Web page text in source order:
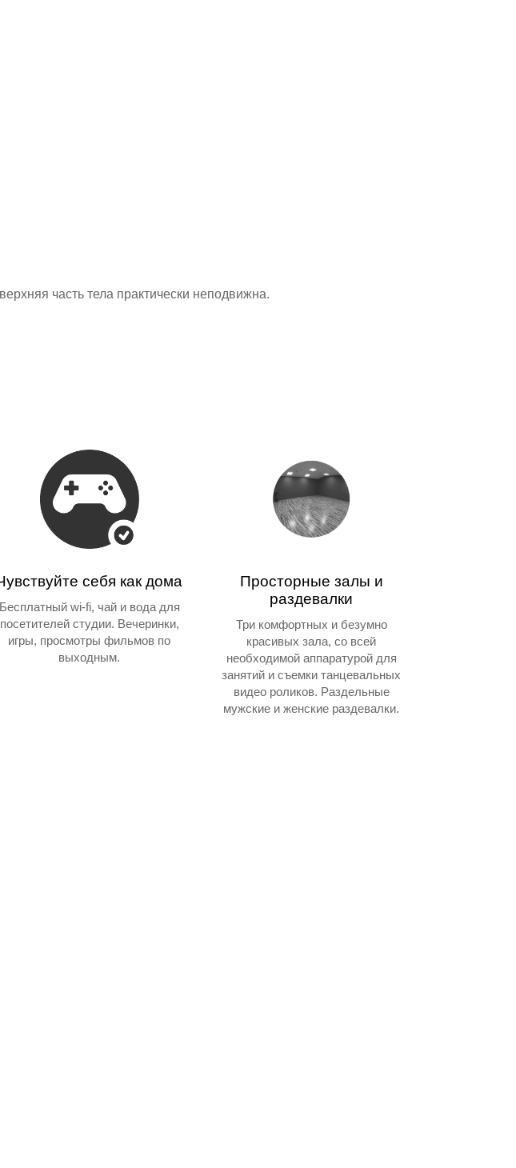
часть тела практически неподвижна.
себя как дома
Бесплатный wi-fi, чай и вода для
посетителей студии. Вечеринки,
игры, просмотры фильмов по
выходным.
Просторные залы и
раздевалки
Три комфортных и безумно
красивых зала, со всей
необходимой аппаратурой для
занятий и съемки танцевальных
видео роликов. Раздельные
мужские и женские раздевалки.